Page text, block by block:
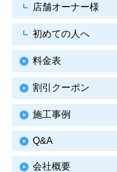
店舗オーナー様
初めての人へ
料金表
割引クーポン
施工事例
Q&A
会社概要